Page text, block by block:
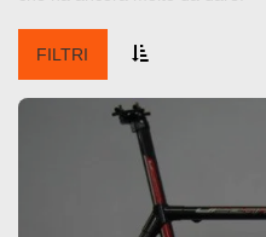
FILTRI